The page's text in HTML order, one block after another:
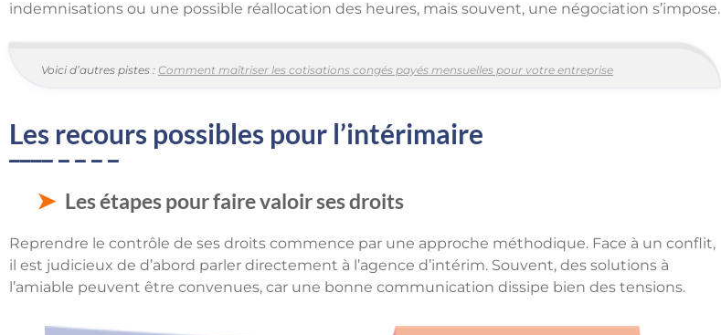
indemnisations ou une possible réallocation des heures, mais souvent, une négociation s’impose.
Voici d’autres pistes : Comment maîtriser les cotisations congés payés mensuelles pour votre entreprise
Les recours possibles pour l’intérimaire
Les étapes pour faire valoir ses droits
Reprendre le contrôle de ses droits commence par une approche méthodique. Face à un conflit,
il est judicieux de d’abord parler directement à l’agence d’intérim. Souvent, des solutions à
l’amiable peuvent être convenues, car une bonne communication dissipe bien des tensions.